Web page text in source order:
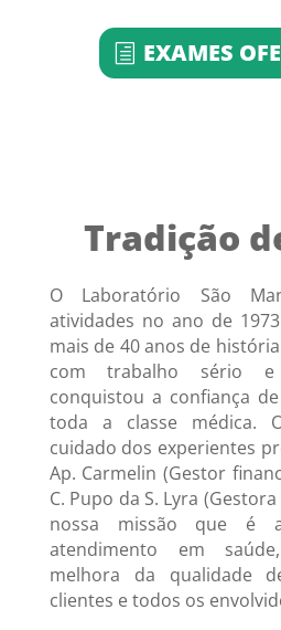
EXAMES
Tradição
O Laboratório São
atividades no ano de
mais de 40 anos de
com trabalho sério e
conquistou a confiança
toda a classe médica.
cuidado dos experientes
Ap. Carmelin (Gestor
C. Pupo da S. Lyra
nossa missão que é
atendimento em
melhora da qualidade
clientes e todos os